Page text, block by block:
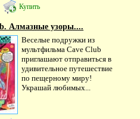
Купить
Алмазные узоры....
Веселые подружки из
мультфильма Cave Club
приглашают отправиться в
удивительное путешествие
по пещерному миру!
Украшай любимых...